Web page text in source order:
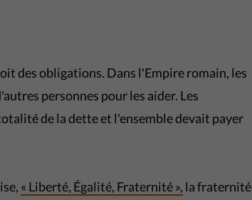
des obligations. Dans l'Empire romain, les
personnes pour les aider. Les
de la dette et l'ensemble devait payer
« Liberté, Égalité, Fraternité », la fraternité